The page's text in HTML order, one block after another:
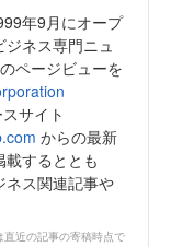
年9月にオープ
ネス専門ニュ
ページビューを
サイト
からの最新
するととも
ネス関連記事や
近の記事の寄稿時点で